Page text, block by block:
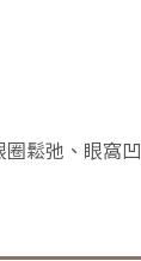
鬆弛、眼窩凹